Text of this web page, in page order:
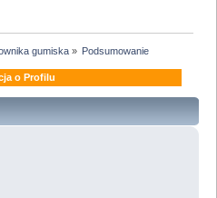
gumiska» Podsumowanie
o Profilu